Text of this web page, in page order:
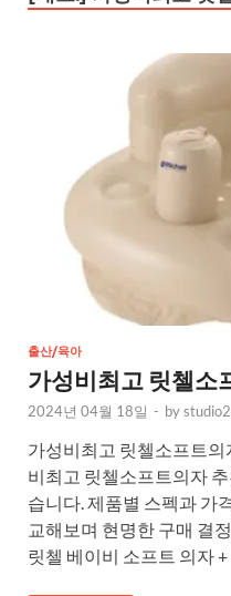
출산/육아
가성비최고 릿첼소
2024년 04월 18일 - by
가성비최고 릿첼소프트
비최고 릿첼소프트의자
습니다. 제품별 스펙과 가
교해보며 현명한 구매 결
릿첼 베이비 소프트 의자 +